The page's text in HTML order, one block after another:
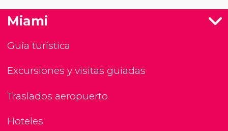
Miami
Guía turística
Excursiones y visitas guiadas
Traslados aeropuerto
Hoteles